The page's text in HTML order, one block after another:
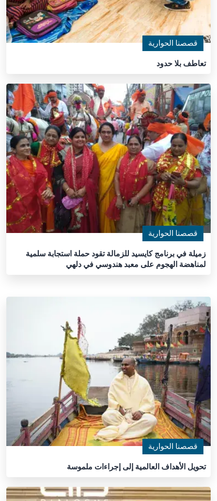
قصصنا الحوارية
تعاطف بلا حدود
قصصنا الحوارية
زميلة في برنامج كايسيد للزمالة تقود حملة استجابة سلمية
لمناهضة الهجوم على معبد هندوسي في دلهي
قصصنا الحوارية
تحويل الأهداف العالمية إلى إجراءات ملموسة